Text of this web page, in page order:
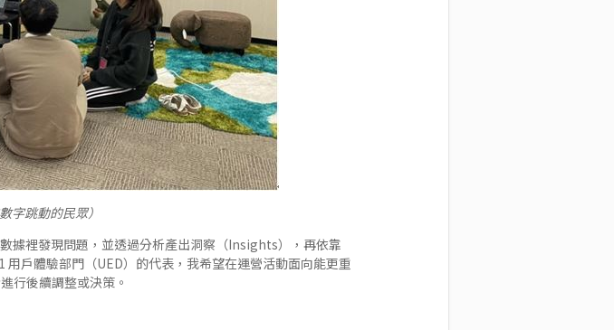
字跳動的民眾）
據裡發現問題，並透過分析產出洞察（Insights），再依靠
戶體驗部門（UED）的代表，我希望在運營活動面向能更重
行後續調整或決策。